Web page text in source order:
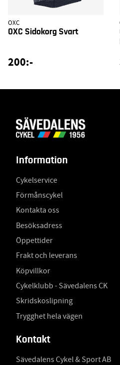
OXC
OXC Sidokorg Svart
200:-
Information
Cykelservice
Förmånscykel
Kontakta oss
Besöksadress
Öppettider
Frakt och leverans
Köpvillkor
Cykelklubb - Sävedalens CK
Skridskoslipning
Trygghet hela vägen
Kontakt
Sävedalens Cykel & Sport AB